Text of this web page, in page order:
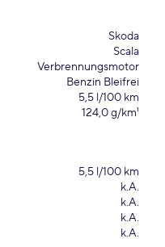
Skoda
Scala
Verbrennungsmotor
Benzin Bleifrei
5,5 l/100 km
124,0 g/km¹
5,5 l/100 km
k.A.
k.A.
k.A.
k.A.